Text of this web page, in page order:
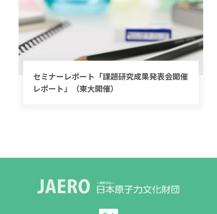
セミナーレポート「課題研究成果発表会開催
レポート」（東大開催）